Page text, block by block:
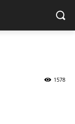
1578